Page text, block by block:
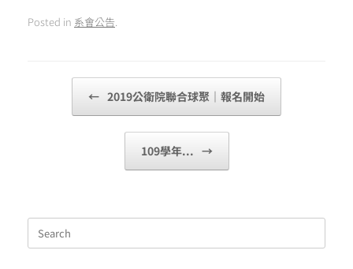
Posted in 系會公告.
← 2019公衛院聯合球聚｜報名開始
109學年... →
Search
for: